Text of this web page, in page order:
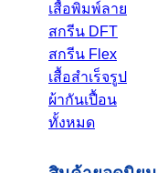
เสื้อพิมพ์ลาย
สกรีน DFT
สกรีน Flex
เสื้อสำเร็จรูป
ผ้ากันเปื้อน
ทั้งหมด